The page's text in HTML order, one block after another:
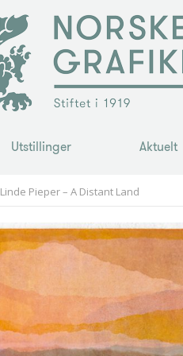
Utstillinger Aktuelt
Linde Pieper – A Distant Land
Utstillinger Aktuelt